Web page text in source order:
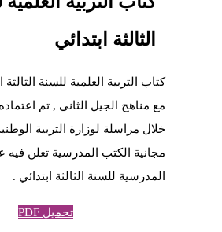
الثالثة ابتدائي
كتاب التربية العلمية للسنة
مع مناهج الجيل الثاني , تم
خلال مراسلة لوزارة التربية
مجانية الكتب المدرسية تعلن فيه
المدرسية للسنة الثالثة ابتدائي .
تحميل PDF